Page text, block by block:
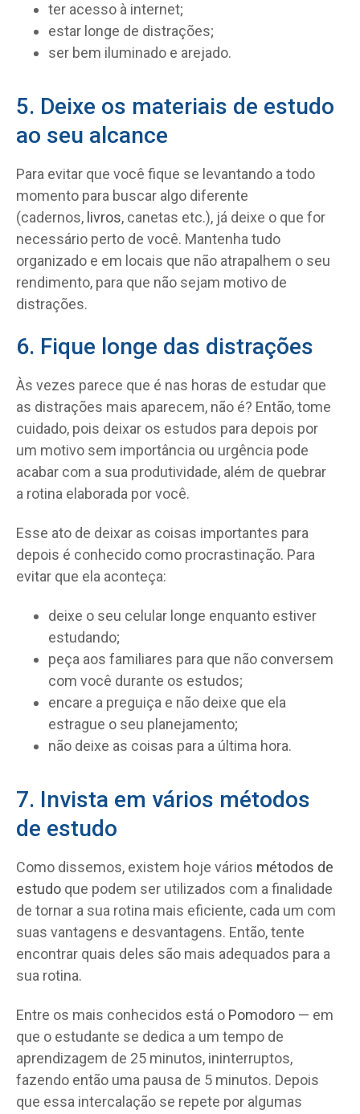
ter acesso à internet;
estar longe de distrações;
ser bem iluminado e arejado.
5. Deixe os materiais de estudo
ao seu alcance
Para evitar que você fique se levantando a todo
momento para buscar algo diferente
(cadernos, livros, canetas etc.), já deixe o que for
necessário perto de você. Mantenha tudo
organizado e em locais que não atrapalhem o seu
rendimento, para que não sejam motivo de
distrações.
6. Fique longe das distrações
Às vezes parece que é nas horas de estudar que
as distrações mais aparecem, não é? Então, tome
cuidado, pois deixar os estudos para depois por
um motivo sem importância ou urgência pode
acabar com a sua produtividade, além de quebrar
a rotina elaborada por você.
Esse ato de deixar as coisas importantes para
depois é conhecido como procrastinação. Para
evitar que ela aconteça:
deixe o seu celular longe enquanto estiver
estudando;
peça aos familiares para que não conversem
com você durante os estudos;
encare a preguiça e não deixe que ela
estrague o seu planejamento;
não deixe as coisas para a última hora.
7. Invista em vários métodos
de estudo
Como dissemos, existem hoje vários métodos de
estudo que podem ser utilizados com a finalidade
de tornar a sua rotina mais eficiente, cada um com
suas vantagens e desvantagens. Então, tente
encontrar quais deles são mais adequados para a
sua rotina.
Entre os mais conhecidos está o Pomodoro — em
que o estudante se dedica a um tempo de
aprendizagem de 25 minutos, ininterruptos,
fazendo então uma pausa de 5 minutos. Depois
que essa intercalação se repete por algumas